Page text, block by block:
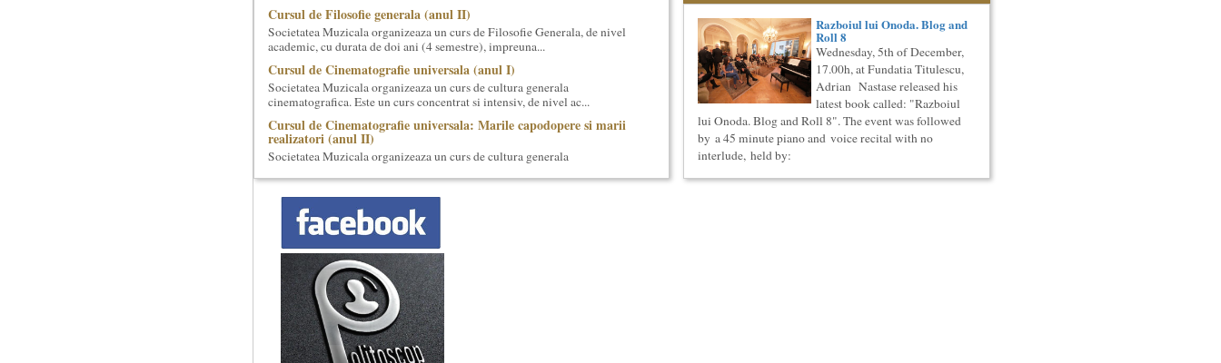
Cursul de Filosofie generala (anul II)
Societatea Muzicala organizeaza un curs de Filosofie Generala, de nivel
academic, cu durata de doi ani (4 semestre), impreuna...
Cursul de Cinematografie universala (anul I)
Societatea Muzicala organizeaza un curs de cultura generala
cinematografica. Este un curs concentrat si intensiv, de nivel ac...
Cursul de Cinematografie universala: Marile capodopere si marii
realizatori (anul II)
Societatea Muzicala organizeaza un curs de cultura generala
Cursul de Filosofie a vietii cotidiene
Societatea Muzicala organizeaza un curs de Filosofie a vietii cotidiene,
de nivel academic, cu durata de un an (2 semestre),...
Cursul de Literatura universala: Marile texte literare ale
umanitatii
Societatea Muzicala organizeaza un curs de literatura universala:
„Marile texte si marile batalii culturale”. Este un cu...
Cursul de Lingvistica (anul I)
Societatea Muzicala organizeaza un curs de cultura generala lingvistica.
Este un curs intensiv si concentrat, de nivel academ...
Razboiul lui Onoda. Blog and
Roll 8
Wednesday, 5th of December,
17.00h, at Fundatia Titulescu,
Adrian Nastase released his
latest book called: "Razboiul
lui Onoda. Blog and Roll 8". The event was followed
by a 45 minute piano and voice recital with no
interlude, held by: